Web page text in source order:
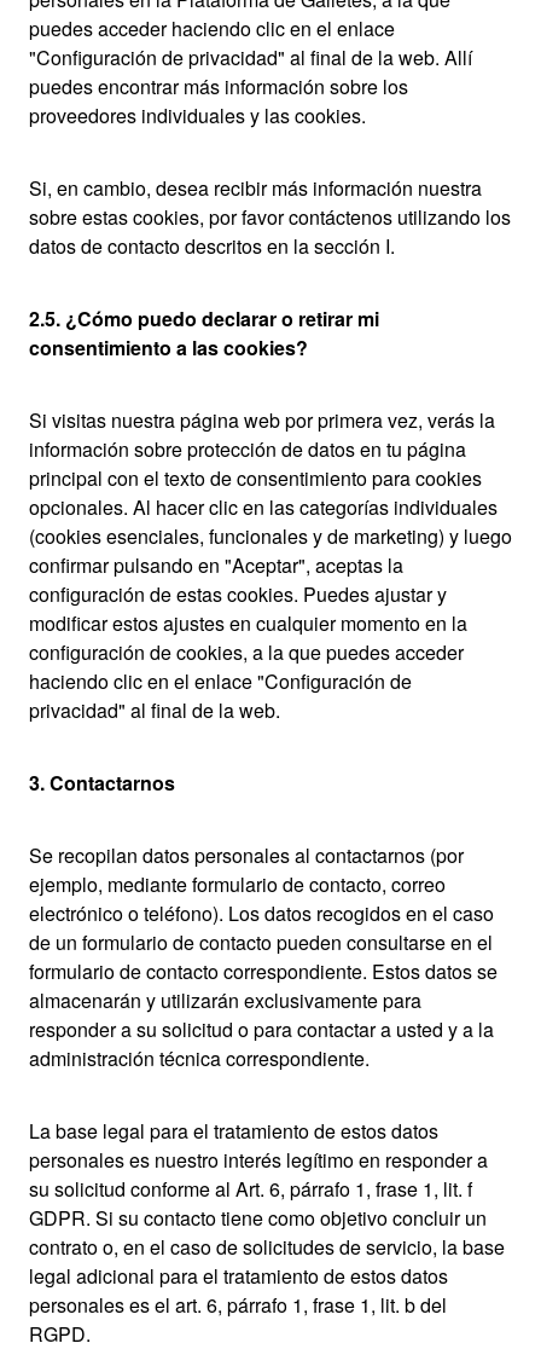
puedes acceder haciendo clic en el enlace
"Configuración de privacidad" al final de la web. Allí
puedes encontrar más información sobre los
proveedores individuales y las cookies.
Si, en cambio, desea recibir más información nuestra
sobre estas cookies, por favor contáctenos utilizando los
datos de contacto descritos en la sección I.
2.5. ¿Cómo puedo declarar o retirar mi
consentimiento a las cookies?
Si visitas nuestra página web por primera vez, verás la
información sobre protección de datos en tu página
principal con el texto de consentimiento para cookies
opcionales. Al hacer clic en las categorías individuales
(cookies esenciales, funcionales y de marketing) y luego
confirmar pulsando en "Aceptar", aceptas la
configuración de estas cookies. Puedes ajustar y
modificar estos ajustes en cualquier momento en la
configuración de cookies, a la que puedes acceder
haciendo clic en el enlace "Configuración de
privacidad" al final de la web.
3. Contactarnos
Se recopilan datos personales al contactarnos (por
ejemplo, mediante formulario de contacto, correo
electrónico o teléfono). Los datos recogidos en el caso
de un formulario de contacto pueden consultarse en el
formulario de contacto correspondiente. Estos datos se
almacenarán y utilizarán exclusivamente para
responder a su solicitud o para contactar a usted y a la
administración técnica correspondiente.
La base legal para el tratamiento de estos datos
personales es nuestro interés legítimo en responder a
su solicitud conforme al Art. 6, párrafo 1, frase 1, lit. f
GDPR. Si su contacto tiene como objetivo concluir un
contrato o, en el caso de solicitudes de servicio, la base
legal adicional para el tratamiento de estos datos
personales es el art. 6, párrafo 1, frase 1, lit. b del
RGPD.